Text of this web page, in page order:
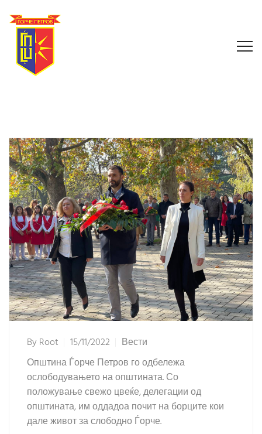
ByRoot 15/11/2022
Вести
Општина Ѓорче Петров го одбележа
ослободувањето на општината. Со
положување свежо цвеќе, делегации од
општината, им оддадоа почит на борците кои
дале живот за слободно Ѓорче.